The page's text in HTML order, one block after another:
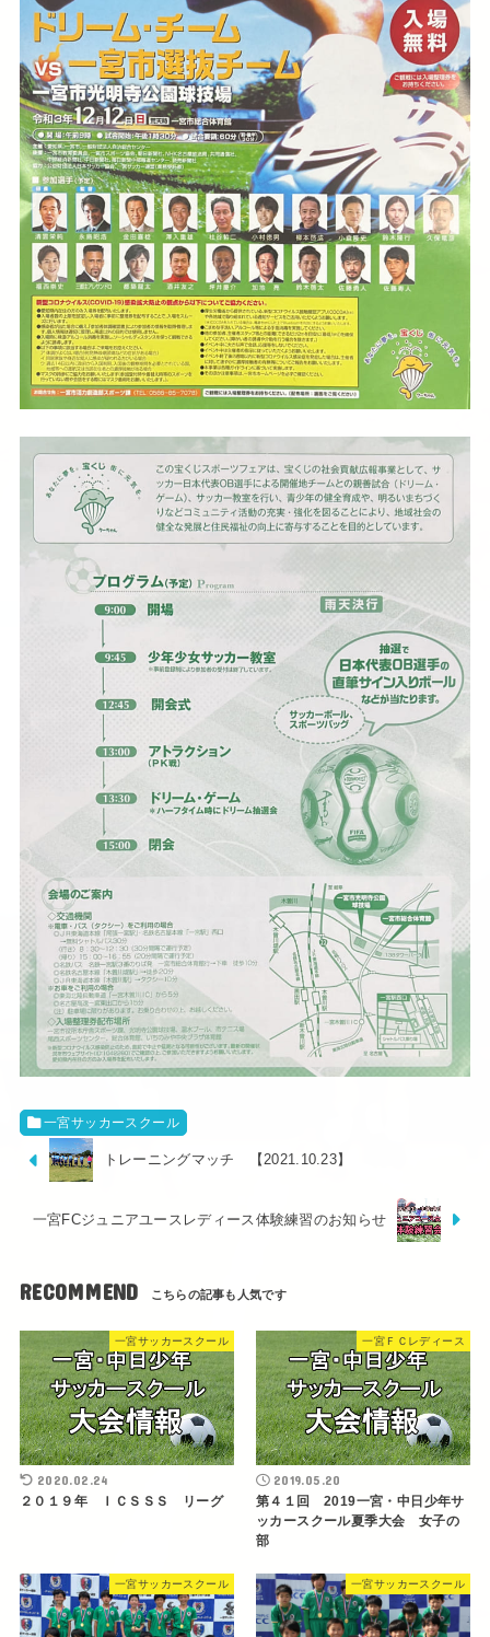
一宮サッカースクール
トレーニングマッチ 【2021.10.23】
一宮FCジュニアユースレディース体験練習のお知らせ
RECOMMEND
一宮サッカースクール
2020.02.24
２０１９年 ＩＣＳＳＳ リーグ
一宮ＦＣレディース
2019.05.20
第４１回 2019一宮・中日少年サ
ッカースクール夏季大会 女子の
部
一宮サッカースクール 一宮サッカースクール